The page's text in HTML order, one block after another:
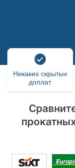
Никаких скрытых
доплат